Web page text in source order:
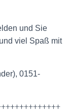
und Sie
und viel Spaß mit
0151-